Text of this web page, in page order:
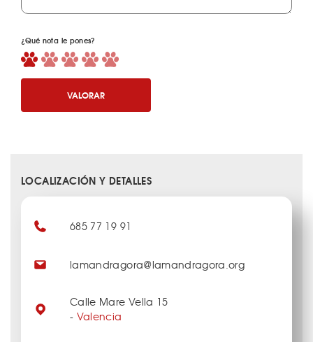
¿Qué nota le pones?
VALORAR
LOCALIZACIÓN Y DETALLES
685 77 19 91
lamandragora@lamandragora.org
Calle Mare Vella 15
- Valencia